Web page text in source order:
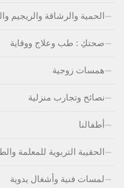
الحمية والرشاقة والريجيم
صحتكِ : طب وعلاج ووقاية
همسات زوجية
نصائح وتجارب منزلية
أطفالنا
الحقيبة التربوية للمعلمة
لمسات فنية وأشغال يدوية